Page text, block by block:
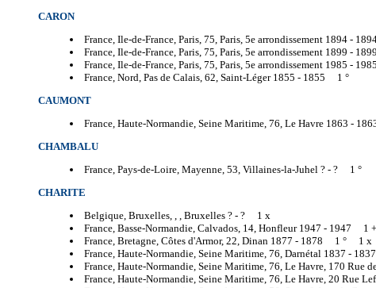
CARON
France, Ile-de-France, Paris, 75, Paris, 5e arrondissement 1894 -
France, Ile-de-France, Paris, 75, Paris, 5e arrondissement 1899 -
France, Ile-de-France, Paris, 75, Paris, 5e arrondissement 1985 -
France, Nord, Pas de Calais, 62, Saint-Léger 1855 - 1855 1 °
CAUMONT
France, Haute-Normandie, Seine Maritime, 76, Le Havre 1863 -
CHAMBALU
France, Pays-de-Loire, Mayenne, 53, Villaines-la-Juhel ? - ? 1 °
CHARITE
Belgique, Bruxelles, , , Bruxelles ? - ? 1 x
France, Basse-Normandie, Calvados, 14, Honfleur 1947 - 1947 1 +
France, Bretagne, Côtes d'Armor, 22, Dinan 1877 - 1878 1 ° 1 x
France, Haute-Normandie, Seine Maritime, 76, Darnétal 1837 -
France, Haute-Normandie, Seine Maritime, 76, Le Havre, 170 Rue
France, Haute-Normandie, Seine Maritime, 76, Le Havre, 20 Rue